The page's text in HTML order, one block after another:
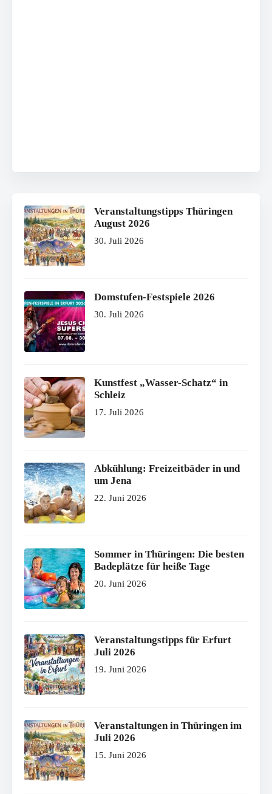
Veranstaltungstipps Thüringen
August 2026
30. Juli 2026
Domstufen-Festspiele 2026
30. Juli 2026
Kunstfest „Wasser-Schatz“ in
Schleiz
17. Juli 2026
Abkühlung: Freizeitbäder in und
um Jena
22. Juni 2026
Sommer in Thüringen: Die besten
Badeplätze für heiße Tage
20. Juni 2026
Veranstaltungstipps für Erfurt
Juli 2026
19. Juni 2026
Veranstaltungen in Thüringen im
Juli 2026
15. Juni 2026